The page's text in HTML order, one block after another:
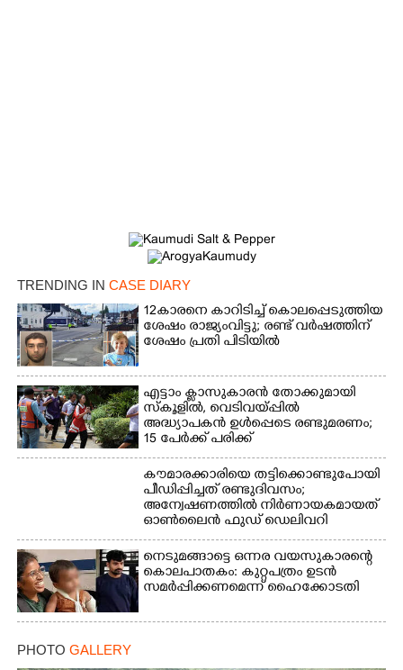
TRENDING IN CASE DIARY
12കാരനെ കാറിടിച്ച് കൊലപ്പെടുത്തിയ
ശേഷം രാജ്യംവിട്ടു; രണ്ട് വർഷത്തിന്
ശേഷം പ്രതി പിടിയിൽ
എട്ടാം ക്ളാസുകാരൻ തോക്കുമായി
സ്കൂളിൽ, വെടിവയ്പ്പിൽ
അദ്ധ്യാപകൻ ഉൾപ്പെടെ രണ്ടുമരണം;
15 പേർക്ക് പരിക്ക്
കൗമാരക്കാരിയെ തട്ടിക്കൊണ്ടുപോയി
പീഡിപ്പിച്ചത് രണ്ടുദിവസം;
അന്വേഷണത്തിൽ നിർണായകമായത്
ഓൺലൈൻ ഫുഡ് ഡെലിവറി
നെടുമങ്ങാട്ടെ ഒന്നര വയസുകാരന്റെ
കൊലപാതകം: കുറ്റപത്രം ഉടൻ
സമർപ്പിക്കണമെന്ന് ഹൈക്കോടതി
PHOTO GALLERY